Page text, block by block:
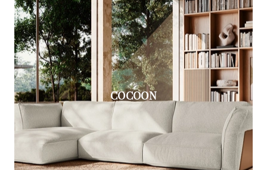
COCOON